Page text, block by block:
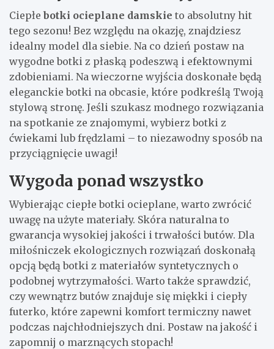
Ciepłe botki ocieplane damskie to absolutny hit
tego sezonu! Bez względu na okazję, znajdziesz
idealny model dla siebie. Na co dzień postaw na
wygodne botki z płaską podeszwą i efektownymi
zdobieniami. Na wieczorne wyjścia doskonałe będą
eleganckie botki na obcasie, które podkreślą Twoją
stylową stronę. Jeśli szukasz modnego rozwiązania
na spotkanie ze znajomymi, wybierz botki z
ćwiekami lub frędzlami – to niezawodny sposób na
przyciągnięcie uwagi!
Wygoda ponad wszystko
Wybierając ciepłe botki ocieplane, warto zwrócić
uwagę na użyte materiały. Skóra naturalna to
gwarancja wysokiej jakości i trwałości butów. Dla
miłośniczek ekologicznych rozwiązań doskonałą
opcją będą botki z materiałów syntetycznych o
podobnej wytrzymałości. Warto także sprawdzić,
czy wewnątrz butów znajduje się miękki i ciepły
futerko, które zapewni komfort termiczny nawet
podczas najchłodniejszych dni. Postaw na jakość i
zapomnij o marznących stopach!